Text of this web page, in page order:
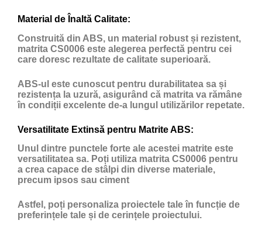
Material de Înaltă Calitate:
Construită din ABS, un material robust și rezistent,
matrita CS0006 este alegerea perfectă pentru cei
care doresc rezultate de calitate superioară.
ABS-ul este cunoscut pentru durabilitatea sa și
rezistența la uzură, asigurând că matrita va rămâne
în condiții excelente de-a lungul utilizărilor repetate.
Versatilitate Extinsă pentru Matrite ABS:
Unul dintre punctele forte ale acestei matrite este
versatilitatea sa. Poți utiliza matrita CS0006 pentru
a crea capace de stâlpi din diverse materiale,
precum ipsos sau ciment
Astfel, poți personaliza proiectele tale în funcție de
preferințele tale și de cerințele proiectului.